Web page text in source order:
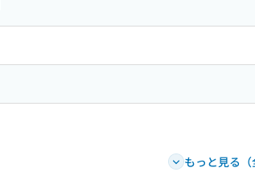
もっと見る（